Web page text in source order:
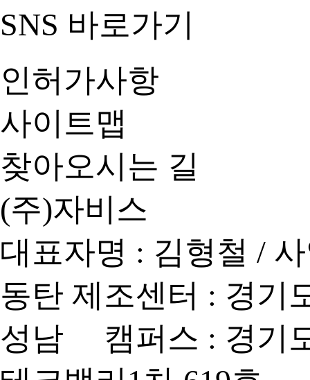
SNS 바로가기
인허가사항
사이트맵
찾아오시는 길
(주)자비스
대표자명 : 김형철 /
동탄 제조센터 : 경기
성남 캠퍼스 : 경기